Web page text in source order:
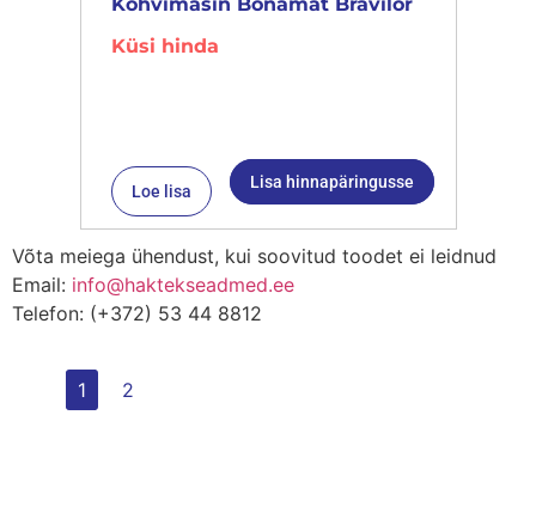
Kohvimasin Bonamat Bravilor
Küsi hinda
Loe lisa Lisa hinnapäringusse
Võta meiega ühendust, kui soovitud toodet ei leidnud
Email: info@haktekseadmed.ee
Telefon: (+372) 53 44 8812
1 2